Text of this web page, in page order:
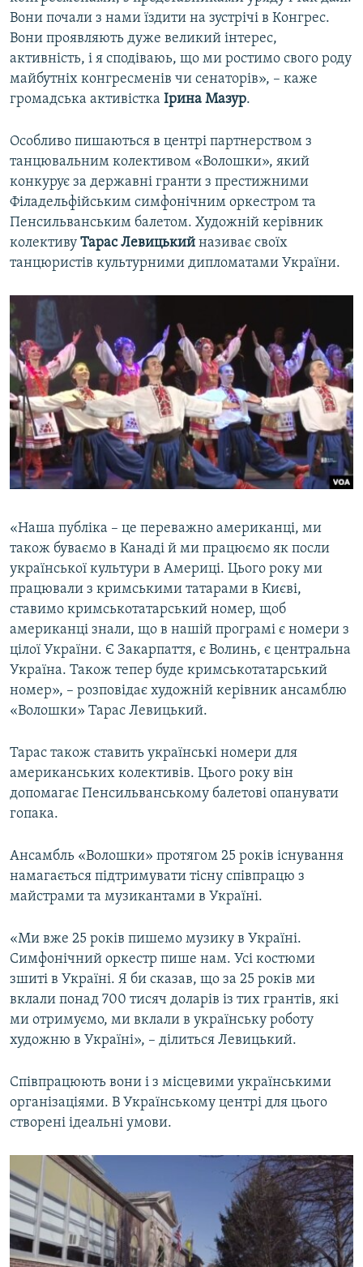
Вони почали з нами їздити на зустрічі в Конгрес.
Вони проявляють дуже великий інтерес,
активність, і я сподіваюь, що ми ростимо свого роду
майбутніх конгресменів чи сенаторів», – каже
громадська активістка Ірина Мазур.
Особливо пишаються в центрі партнерством з
танцювальним колективом «Волошки», який
конкурує за державні гранти з престижними
Філадельфійським симфонічним оркестром та
Пенсильванським балетом. Художній керівник
колективу Тарас Левицький називає своїх
танцюристів культурними дипломатами України.
«Наша публіка – це переважно американці, ми
також буваємо в Канаді й ми працюємо як посли
української культури в Америці. Цього року ми
працювали з кримськими татарами в Києві,
ставимо кримськотатарський номер, щоб
американці знали, що в нашій програмі є номери з
цілої України. Є Закарпаття, є Волинь, є центральна
Україна. Також тепер буде кримськотатарський
номер», – розповідає художній керівник ансамблю
«Волошки» Тарас Левицький.
Тарас також ставить українські номери для
американських колективів. Цього року він
допомагає Пенсильванському балетові опанувати
гопака.
Ансамбль «Волошки» протягом 25 років існування
намагається підтримувати тісну співпрацю з
майстрами та музикантами в Україні.
«Ми вже 25 років пишемо музику в Україні.
Симфонічний оркестр пише нам. Усі костюми
зшиті в Україні. Я би сказав, що за 25 років ми
вклали понад 700 тисяч доларів із тих грантів, які
ми отримуємо, ми вклали в українську роботу
художню в Україні», – ділиться Левицький.
Співпрацюють вони і з місцевими українськими
організаціями. В Українському центрі для цього
створені ідеальні умови.